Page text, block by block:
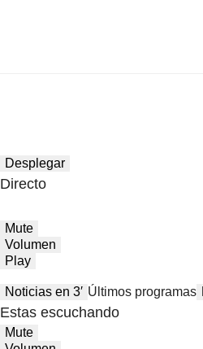
Desplegar
Directo
Mute
Volumen
Play
Noticias en 3′ Últimos programas
Estas escuchando
Mute